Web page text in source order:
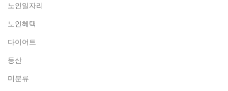
노인일자리
노인혜택
다이어트
등산
미분류